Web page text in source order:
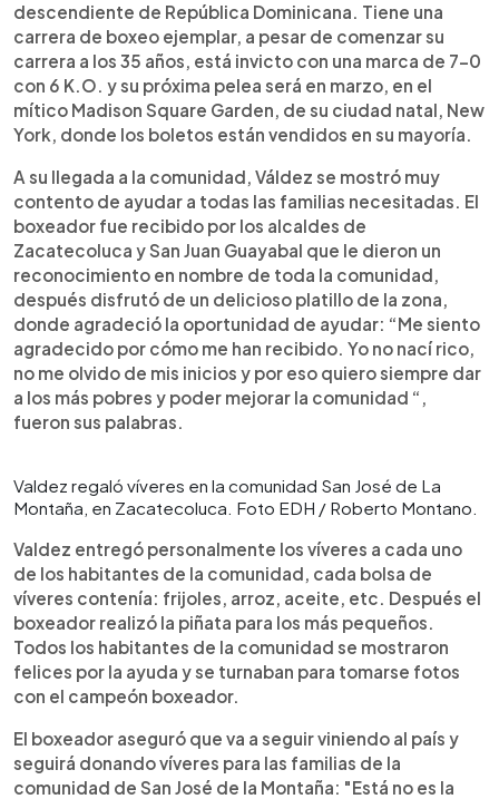
descendiente de República Dominicana. Tiene una
carrera de boxeo ejemplar, a pesar de comenzar su
carrera a los 35 años, está invicto con una marca de 7-0
con 6 K.O. y su próxima pelea será en marzo, en el
mítico Madison Square Garden, de su ciudad natal, New
York, donde los boletos están vendidos en su mayoría.
A su llegada a la comunidad, Váldez se mostró muy
contento de ayudar a todas las familias necesitadas. El
boxeador fue recibido por los alcaldes de
Zacatecoluca y San Juan Guayabal que le dieron un
reconocimiento en nombre de toda la comunidad,
después disfrutó de un delicioso platillo de la zona,
donde agradeció la oportunidad de ayudar: “Me siento
agradecido por cómo me han recibido. Yo no nací rico,
no me olvido de mis inicios y por eso quiero siempre dar
a los más pobres y poder mejorar la comunidad “,
fueron sus palabras.
Valdez regaló víveres en la comunidad San José de La
Montaña, en Zacatecoluca. Foto EDH / Roberto Montano.
Valdez entregó personalmente los víveres a cada uno
de los habitantes de la comunidad, cada bolsa de
víveres contenía: frijoles, arroz, aceite, etc. Después el
boxeador realizó la piñata para los más pequeños.
Todos los habitantes de la comunidad se mostraron
felices por la ayuda y se turnaban para tomarse fotos
con el campeón boxeador.
El boxeador aseguró que va a seguir viniendo al país y
seguirá donando víveres para las familias de la
comunidad de San José de la Montaña: "Está no es la